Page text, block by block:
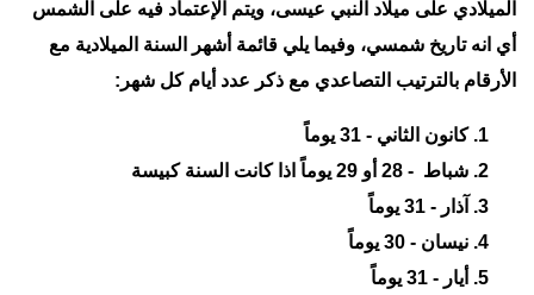
الميلادي على ميلاد النبي عيسى، ويتم الإعتماد فيه على الشمس
أي انه تاريخ شمسي، وفيما يلي قائمة أشهر السنة الميلادية مع
الأرقام بالترتيب التصاعدي مع ذكر عدد أيام كل شهر:
كانون الثاني - 31 يوماً
شباط - 28 أو 29 يوماً اذا كانت السنة كبيسة
آذار - 31 يوماً
نيسان - 30 يوماً
أيار - 31 يوماً